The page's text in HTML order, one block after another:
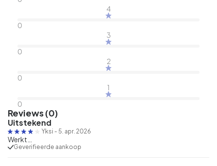
4
0
3
0
2
0
1
0
Reviews (0)
Uitstekend
Yksi - 5. apr. 2026
Werkt…
Geverifieerde aankoop